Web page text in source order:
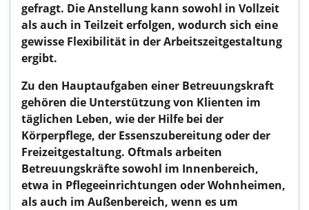
gefragt. Die Anstellung kann sowohl in Vollzeit
als auch in Teilzeit erfolgen, wodurch sich eine
gewisse Flexibilität in der Arbeitszeitgestaltung
ergibt.
Zu den Hauptaufgaben einer Betreuungskraft
gehören die Unterstützung von Klienten im
täglichen Leben, wie der Hilfe bei der
Körperpflege, der Essenszubereitung oder der
Freizeitgestaltung. Oftmals arbeiten
Betreuungskräfte sowohl im Innenbereich,
etwa in Pflegeeinrichtungen oder Wohnheimen,
als auch im Außenbereich, wenn es um